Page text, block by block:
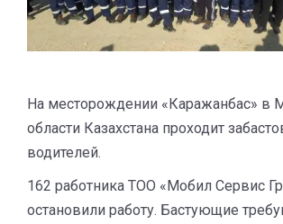
На месторождении «Каражанбас» в
области Казахстана проходит
водителей.
162 работника ТОО «Мобил Сервис
остановили работу. Бастующие